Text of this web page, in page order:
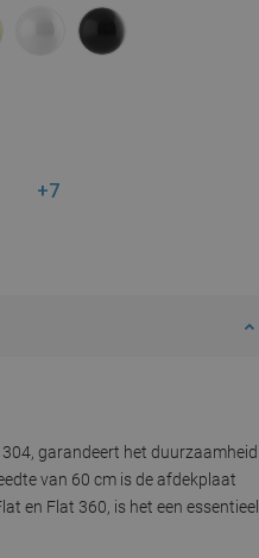
+7
garandeert het duurzaamheid
van 60 cm is de afdekplaat
en Flat 360, is het een essentieel